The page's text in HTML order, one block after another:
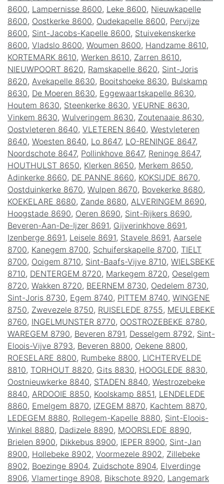
8600, Lampernisse 8600, Leke 8600, Nieuwkapelle
8600, Oostkerke 8600, Oudekapelle 8600, Pervijze
8600, Sint-Jacobs-Kapelle 8600, Stuivekenskerke
8600, Vladslo 8600, Woumen 8600, Handzame 8610,
KORTEMARK 8610, Werken 8610, Zarren 8610,
NIEUWPOORT 8620, Ramskapelle 8620, Sint-Joris
8620, Avekapelle 8630, Booitshoeke 8630, Bulskamp
8630, De Moeren 8630, Eggewaartskapelle 8630,
Houtem 8630, Steenkerke 8630, VEURNE 8630,
Vinkem 8630, Wulveringem 8630, Zoutenaaie 8630,
Oostvleteren 8640, VLETEREN 8640, Westvleteren
8640, Woesten 8640, Lo 8647, LO-RENINGE 8647,
Noordschote 8647, Pollinkhove 8647, Reninge 8647,
HOUTHULST 8650, Klerken 8650, Merkem 8650,
Adinkerke 8660, DE PANNE 8660, KOKSIJDE 8670,
Oostduinkerke 8670, Wulpen 8670, Bovekerke 8680,
KOEKELARE 8680, Zande 8680, ALVERINGEM 8690,
Hoogstade 8690, Oeren 8690, Sint-Rijkers 8690,
Beveren-Aan-De-Ijzer 8691, Gijverinkhove 8691,
Izenberge 8691, Leisele 8691, Stavele 8691, Aarsele
8700, Kanegem 8700, Schuiferskapelle 8700, TIELT
8700, Ooigem 8710, Sint-Baafs-Vijve 8710, WIELSBEKE
8710, DENTERGEM 8720, Markegem 8720, Oeselgem
8720, Wakken 8720, BEERNEM 8730, Oedelem 8730,
Sint-Joris 8730, Egem 8740, PITTEM 8740, WINGENE
8750, Zwevezele 8750, RUISELEDE 8755, MEULEBEKE
8760, INGELMUNSTER 8770, OOSTROZEBEKE 8780,
WAREGEM 8790, Beveren 8791, Desselgem 8792 , Sint-
Eloois-Vijve 8793, Beveren 8800, Oekene 8800,
ROESELARE 8800, Rumbeke 8800, LICHTERVELDE
8810, TORHOUT 8820, Gits 8830, HOOGLEDE 8830,
Oostnieuwkerke 8840, STADEN 8840, Westrozebeke
8840, ARDOOIE 8850, Koolskamp 8851, LENDELEDE
8860, Emelgem 8870, IZEGEM 8870, Kachtem 8870,
LEDEGEM 8880, Rollegem-Kapelle 8880, Sint-Eloois-
Winkel 8880, Dadizele 8890, MOORSLEDE 8890,
Brielen 8900, Dikkebus 8900, IEPER 8900, Sint-Jan
8900, Hollebeke 8902 , Voormezele 8902 , Zillebeke
8902 , Boezinge 8904, Zuidschote 8904, Elverdinge
8906, Vlamertinge 8908, Bikschote 8920, Langemark